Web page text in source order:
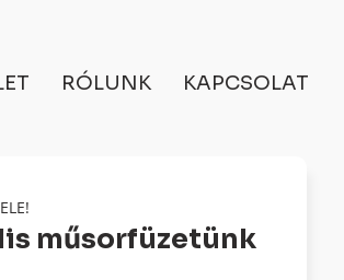
RÓLUNK KAPCSOLAT
műsorfüzetünk